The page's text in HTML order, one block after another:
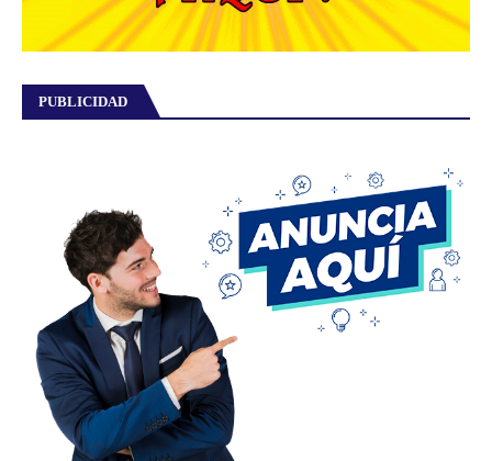
PUBLICIDAD